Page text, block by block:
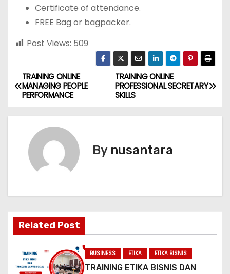
Certificate of attendance.
FREE Bag or bagpacker.
Post Views: 509
P
o
v
i
g
TRAINING ONLINE
PROFESSIONAL SECRETARY
SKILLS
TRAINING ONLINE
MANAGING PEOPLE
PERFORMANCE
By nusantara
Related Post
BUSINESS ETIKA ETIKA BISNIS
TRAINING ETIKA BISNIS DAN